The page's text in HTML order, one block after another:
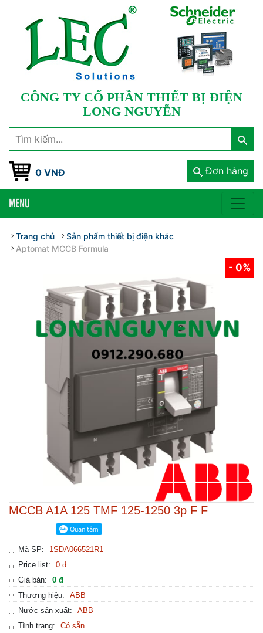
CÔNG TY CỔ PHẦN THIẾT BỊ ĐIỆN
LONG NGUYỄN
0 VNĐ Đơn hàng
MENU
Trang chủ
Sản phẩm thiết bị điện khác
Aptomat MCCB Formula
- 0%
MCCB A1A 125 TMF 125-1250 3p F F
Mã SP:
1SDA066521R1
Price list:
0 đ
Giá bán:
0 đ
Thương hiệu:
ABB
Nước sản xuất:
ABB
Tình trạng:
Có sẵn